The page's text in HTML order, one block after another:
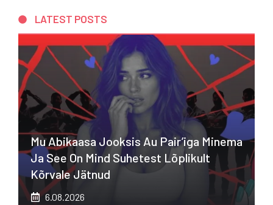
LATEST POSTS
Mu Abikaasa Jooksis Au Pair’iga Minema
Ja See On Mind Suhetest Lõplikult
Kõrvale Jätnud
6.08.2026